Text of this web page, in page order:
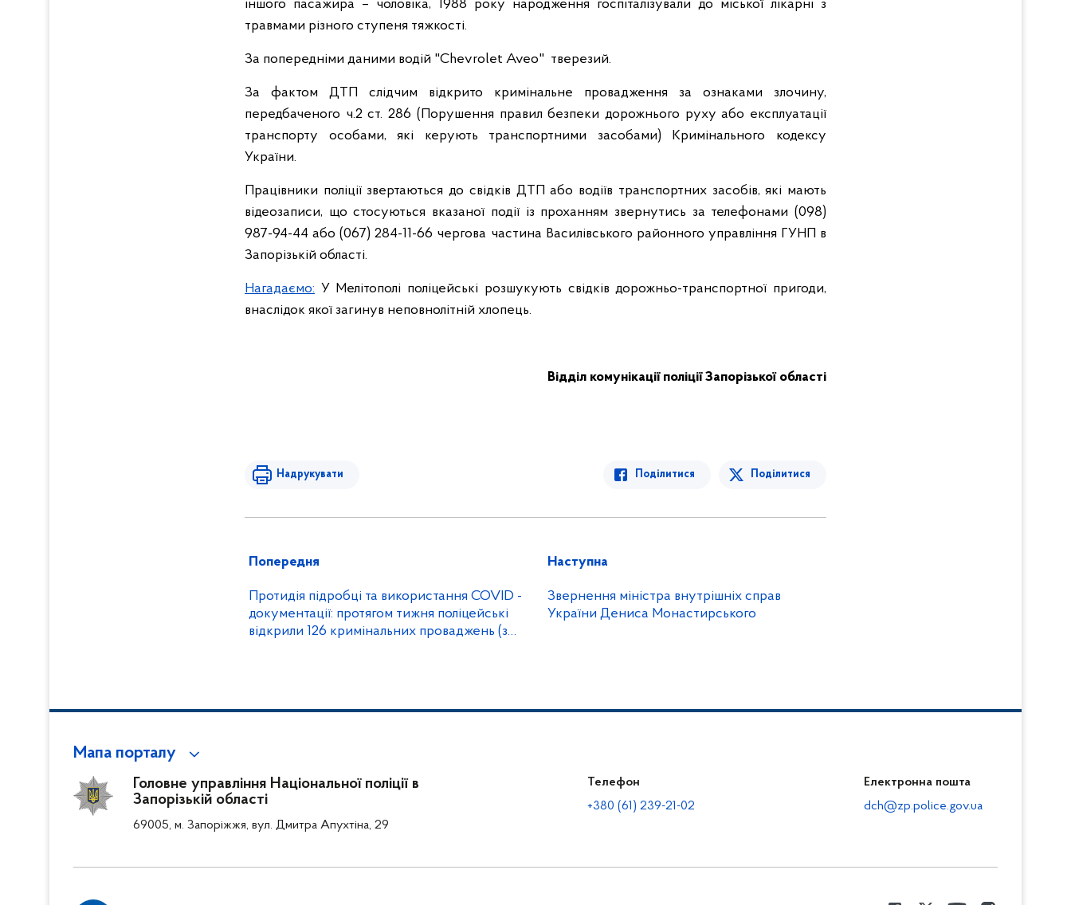
іншого пасажира – чоловіка, 1988 року народження госпіталізували до міської лікарні з
травмами різного ступеня тяжкості.
За попередніми даними водій "Chevrolet Aveo" тверезий.
За фактом ДТП слідчим відкрито кримінальне провадження за ознаками злочину,
передбаченого ч.2 ст. 286 (Порушення правил безпеки дорожнього руху або експлуатації
транспорту особами, які керують транспортними засобами) Кримінального кодексу
України.
Працівники поліції звертаються до свідків ДТП або водіїв транспортних засобів, які мають
відеозаписи, що стосуються вказаної події із проханням звернутись за телефонами (098)
987-94-44 або (067) 284-11-66 чергова частина Василівського районного управління ГУНП в
Запорізькій області.
Нагадаємо: У Мелітополі поліцейські розшукують свідків дорожньо-транспортної пригоди,
внаслідок якої загинув неповнолітній хлопець.
Відділ комунікації поліції Запорізької області
Надрукувати Поділитися Поділитися
Попередня
Протидія підробці та використання COVID -
документації: протягом тижня поліцейські
відкрили 126 кримінальних проваджень (з
Наступна
Звернення міністра внутрішніх справ
України Дениса Монастирського
Мапа порталу
Головне управління Національної поліції в
Запорізькій області
69005, м. Запоріжжя, вул. Дмитра Апухтіна, 29
Телефон
+380 (61) 239-21-02
Електронна пошта
dch@zp.police.gov.ua